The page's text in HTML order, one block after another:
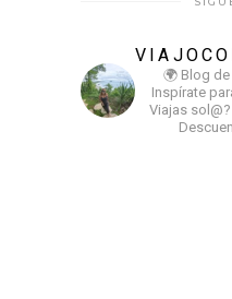
🌍 Blog de
Inspírate
Viajas sol@?